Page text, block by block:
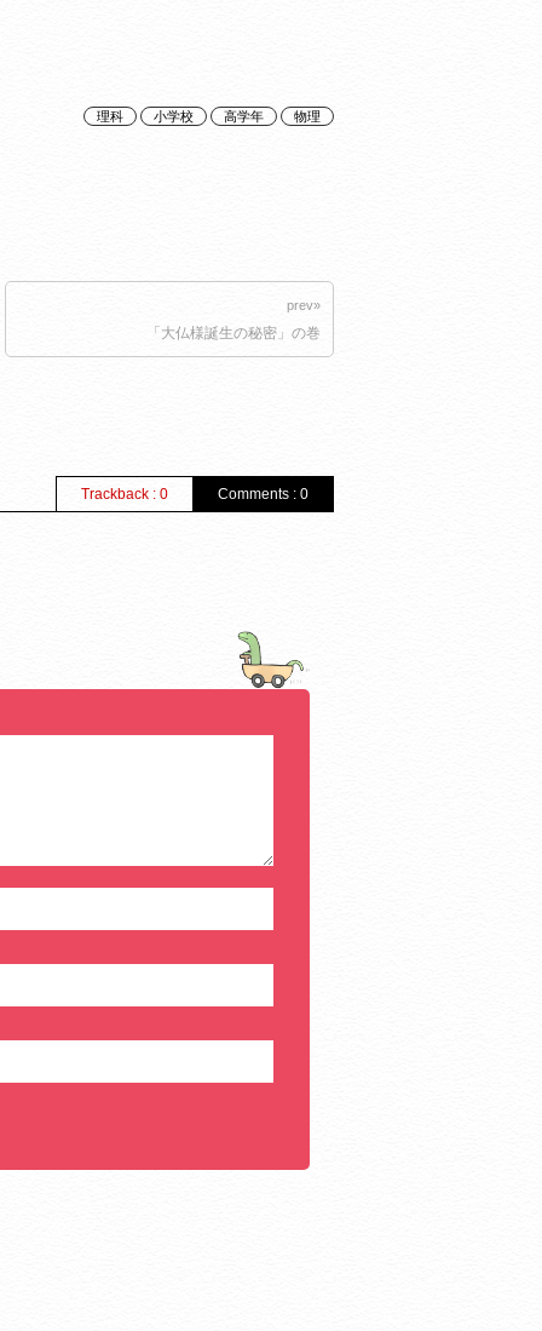
理科 小学校 高学年 物理
prev»
「大仏様誕生の秘密」の巻
Comments : 0
Trackback : 0